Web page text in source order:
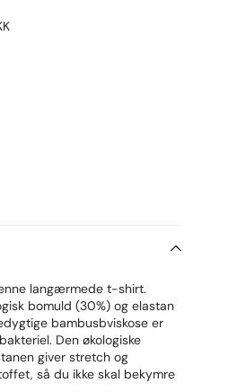
langærmede t-shirt.
bomuld (30%) og elastan
bambusbviskose er
Den økologiske
giver stretch og
så du ikke skal bekymre